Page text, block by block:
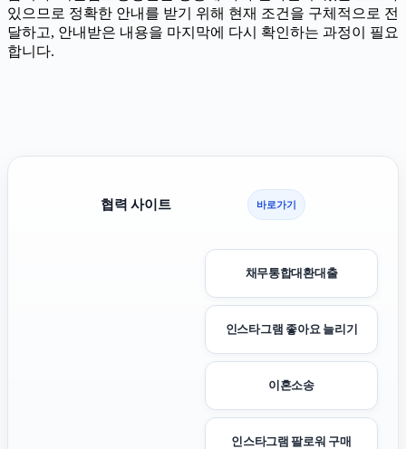
있으므로 정확한 안내를 받기 위해 현재 조건을 구체적으로 전
달하고, 안내받은 내용을 마지막에 다시 확인하는 과정이 필요
합니다.
협력 사이트 바로가기
채무통합대환대출
인스타그램 좋아요 늘리기
이혼소송
인스타그램 팔로워 구매